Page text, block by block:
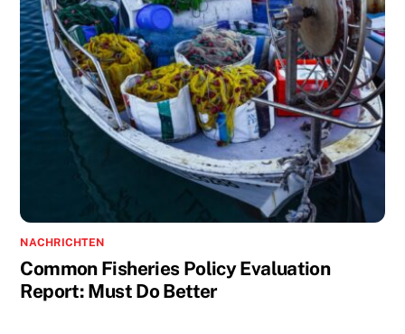
NACHRICHTEN
Common Fisheries Policy Evaluation
Report: Must Do Better